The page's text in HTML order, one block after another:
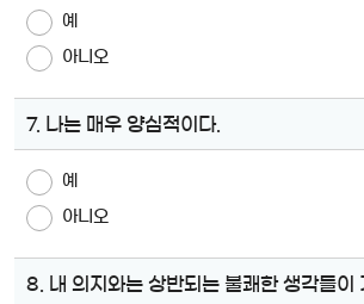
예
아니오
7. 나는 매우 양심적이다.
예
아니오
8. 내 의지와는 상반되는 불쾌한 생각들이